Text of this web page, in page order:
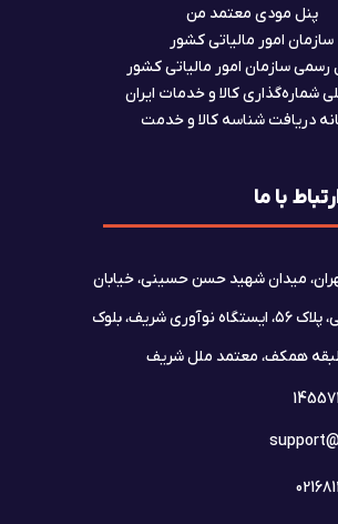
با ما
میدان شهید حسن حسینی، خیابان
حبیب‌اله شمالی، پلاک ۵۶، ایستگاه نوآوری شریف، بلوک
پنل مودی معتمد من
سازمان امور مالیاتی کشور
رسمی سازمان امور مالیاتی کشور
شماره‌گذاری کالا و خدمات ایران
دریافت شناسه کالا و خدمت